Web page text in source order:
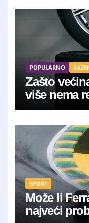
POPULARNO
Zašto
više nema
SPORT
Može li
najveći